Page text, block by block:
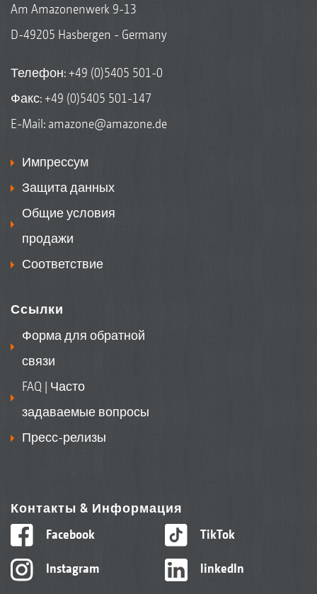
Am Amazonenwerk 9-13
D-49205 Hasbergen - Germany
Телефон:+49 (0)5405 501-0
Факс: +49 (0)5405 501-147
E-Mail: amazone@amazone.de
Импрессум
Защита данных
Общие условия
продажи
Соответствие
Ссылки
Форма для обратной
связи
FAQ | Часто
задаваемые вопросы
Пресс-релизы
Контакты & Информация
Facebook
Instagram
TikTok
linkedIn